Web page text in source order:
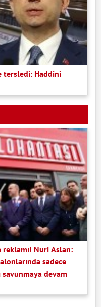
tersledi: Haddini
reklamı! Nuri Aslan:
sadece
devam